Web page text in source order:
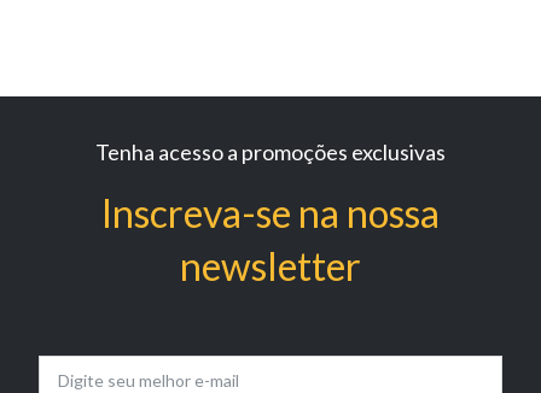
Tenha acesso a promoções exclusivas
Inscreva-se na nossa
newsletter